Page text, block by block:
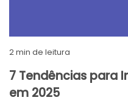
2min de leitura
7 Tendências para
em 2025